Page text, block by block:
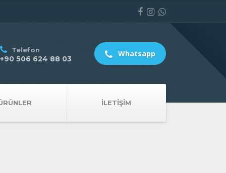
İLETIŞIM
Telefon
+90 506 624 88 03
Whatsapp